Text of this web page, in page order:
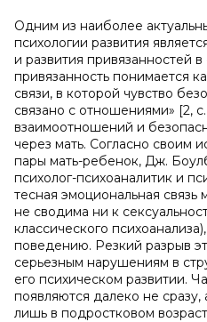
Одним из наиболее
психологии развития
и развития привязанностей в
привязанность понимается
связи, в которой чувство
связано с отношениями» [2,
взаимоотношений и
через мать. Согласно своим
пары мать-ребенок, Дж.
психолог-психоаналитик и
тесная эмоциональная
не сводима ни к
классического
поведению. Резкий разрыв
серьезным нарушениям в
его психическом развитии.
появляются далеко не
лишь в подростковом